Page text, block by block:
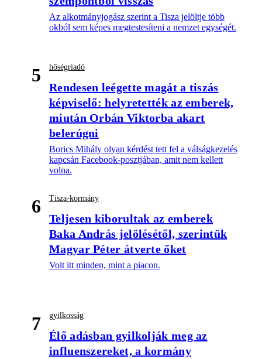
Az alkotmányjogász szerint a Tisza jelöltje több
okból sem képes megtestesíteni a nemzet egységét.
5 hőségriadó
Rendesen leégette magát a tiszás
képviselő: helyretették az emberek,
miután Orbán Viktorba akart
belerúgni
Borics Mihály olyan kérdést tett fel a válságkezelés
kapcsán Facebook-posztjában, amit nem kellett
volna.
6 Tisza-kormány
Teljesen kiborultak az emberek
Baka András jelölésétől, szerintük
Magyar Péter átverte őket
Volt itt minden, mint a piacon.
7 gyilkosság
Élő adásban gyilkolják meg az
influenszereket, a kormány